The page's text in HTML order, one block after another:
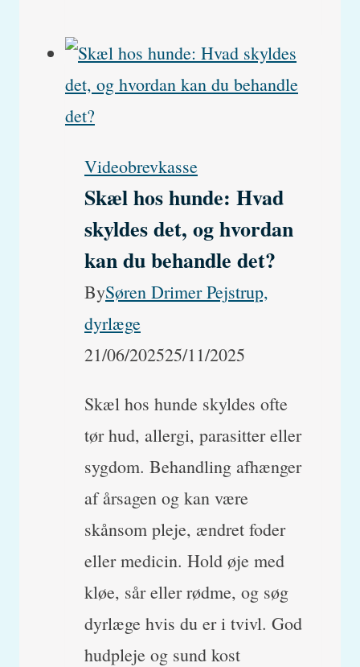
pelsen
og
huden
hos
hunde
–
meget
“hotspot”
Videobrevkasse
Skæl hos hunde: Hvad
skyldes det, og hvordan
kan du behandle det?
BySøren Drimer Pejstrup,
dyrlæge
21/06/202525/11/2025
Skæl hos hunde skyldes ofte
tør hud, allergi, parasitter eller
sygdom. Behandling afhænger
af årsagen og kan være
skånsom pleje, ændret foder
eller medicin. Hold øje med
kløe, sår eller rødme, og søg
dyrlæge hvis du er i tvivl. God
hudpleje og sund kost